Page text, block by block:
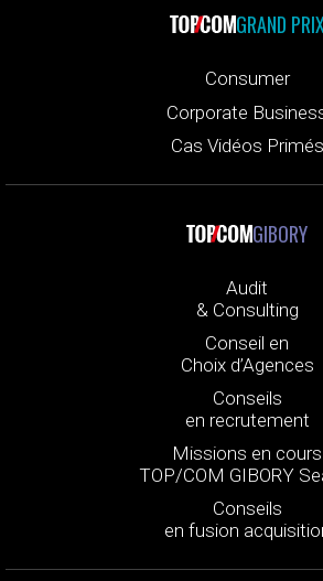
GRAND PRIX
Consumer
Corporate
Cas Vidéos Primés
GIBORY
Audit
& Consulting
Conseil en
Choix d’Agences
Conseils
en recrutement
Missions en cours
TOP/COM GIBORY
Conseils
en fusion